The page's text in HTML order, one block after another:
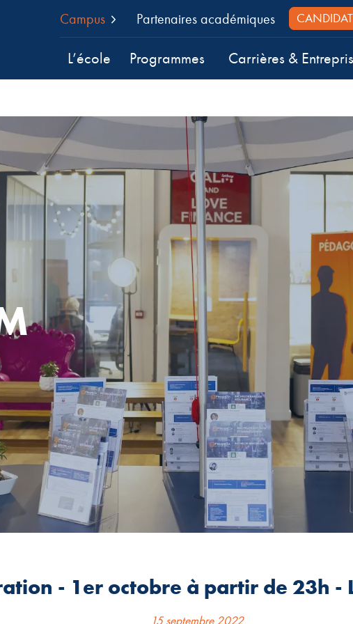
Campus Partenaires académiques
L’école Programmes Carrières &
- 1er octobre à partir de 23h -
15 septembre 2022